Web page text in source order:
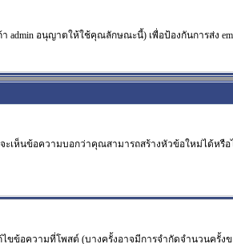
admin อนุญาตให้ใช้คุณลักษณะนี้) เพื่อป้องกันการส่ง
ห็นข้อความบอกว่าคุณสามารถสร้างหัวข้อใหม่ได้หรือ
ขข้อความที่โพสต์ (บางครั้งอาจมีการจำกัดจำนวนครั้ง